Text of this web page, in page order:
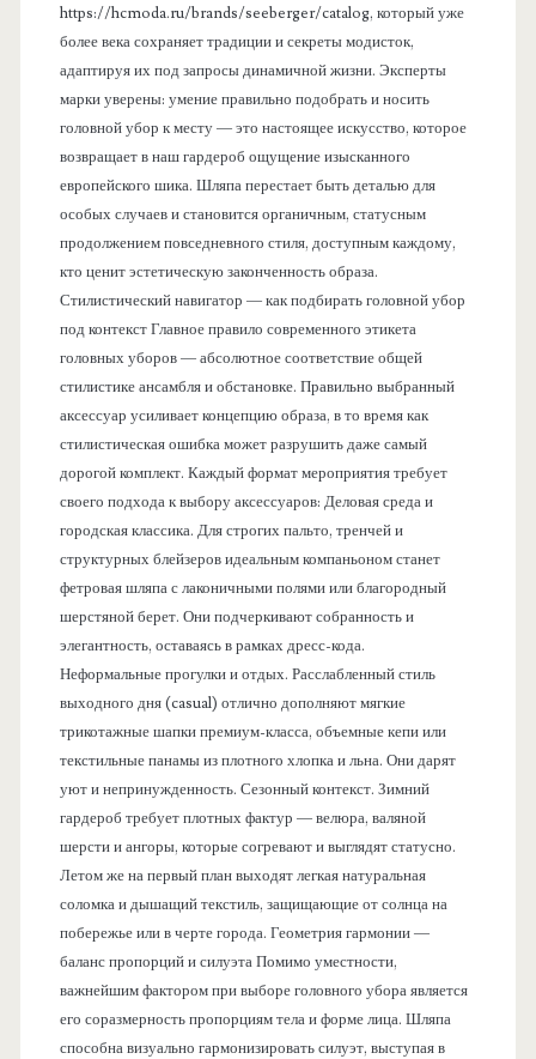
https://hcmoda.ru/brands/seeberger/catalog, который уже
более века сохраняет традиции и секреты модисток,
адаптируя их под запросы динамичной жизни. Эксперты
марки уверены: умение правильно подобрать и носить
головной убор к месту — это настоящее искусство, которое
возвращает в наш гардероб ощущение изысканного
европейского шика. Шляпа перестает быть деталью для
особых случаев и становится органичным, статусным
продолжением повседневного стиля, доступным каждому,
кто ценит эстетическую законченность образа.
Стилистический навигатор — как подбирать головной убор
под контекст Главное правило современного этикета
головных уборов — абсолютное соответствие общей
стилистике ансамбля и обстановке. Правильно выбранный
аксессуар усиливает концепцию образа, в то время как
стилистическая ошибка может разрушить даже самый
дорогой комплект. Каждый формат мероприятия требует
своего подхода к выбору аксессуаров: Деловая среда и
городская классика. Для строгих пальто, тренчей и
структурных блейзеров идеальным компаньоном станет
фетровая шляпа с лаконичными полями или благородный
шерстяной берет. Они подчеркивают собранность и
элегантность, оставаясь в рамках дресс-кода.
Неформальные прогулки и отдых. Расслабленный стиль
выходного дня (casual) отлично дополняют мягкие
трикотажные шапки премиум-класса, объемные кепи или
текстильные панамы из плотного хлопка и льна. Они дарят
уют и непринужденность. Сезонный контекст. Зимний
гардероб требует плотных фактур — велюра, валяной
шерсти и ангоры, которые согревают и выглядят статусно.
Летом же на первый план выходят легкая натуральная
соломка и дышащий текстиль, защищающие от солнца на
побережье или в черте города. Геометрия гармонии —
баланс пропорций и силуэта Помимо уместности,
важнейшим фактором при выборе головного убора является
его соразмерность пропорциям тела и форме лица. Шляпа
способна визуально гармонизировать силуэт, выступая в